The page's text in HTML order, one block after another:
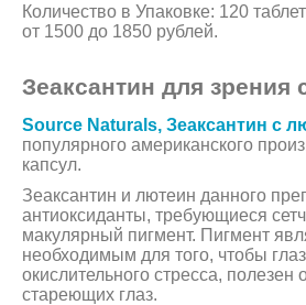
Количество в Упаковке: 120
от 1500 до 1850 рублей.
Зеаксантин для зрения
Source Naturals, Зеаксантин с
популярного американского
капсул.
Зеаксантин и лютеин данного
антиоксиданты, требующиеся
макулярный пигмент. Пигмент
необходимым для того, чтобы
окислительного стресса, полезен
стареющих глаз.